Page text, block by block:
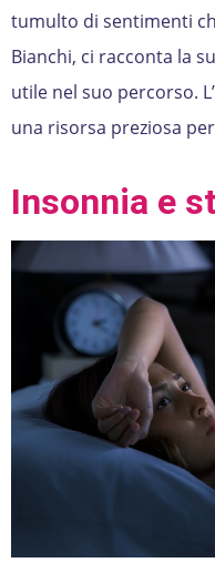
tumulto di sentimenti
Bianchi, ci racconta la
utile nel suo percorso.
una risorsa preziosa
Insonnia e